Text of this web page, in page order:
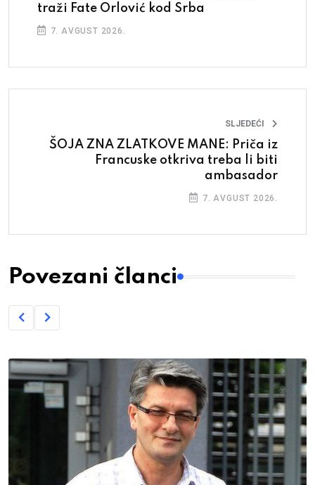
traži Fate Orlović kod Srba
7. AVGUST 2026.
SLJEDEĆI
ŠOJA ZNA ZLATKOVE MANE: Priča iz
Francuske otkriva treba li biti
ambasador
7. AVGUST 2026.
Povezani članci